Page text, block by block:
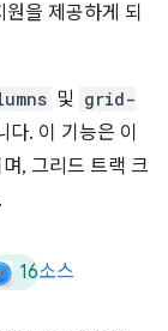
을 제공하게 되
및 grid-
다. 이 기능은 이
, 그리드 트랙 크
16소스